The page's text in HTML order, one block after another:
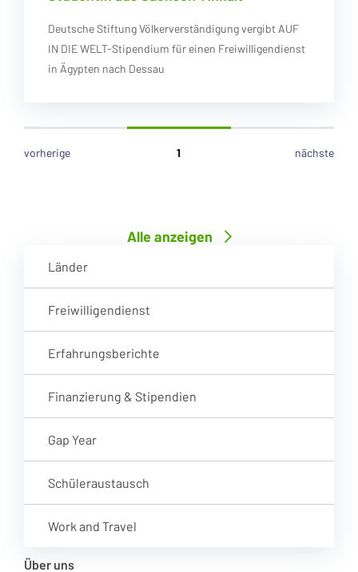
Deutsche Stiftung Völkerverständigung vergibt AUF
IN DIE WELT-Stipendium für einen Freiwilligendienst
in Ägypten nach Dessau
vorherige 1 nächste
Alle anzeigen
Länder
Freiwilligendienst
Erfahrungsberichte
Finanzierung & Stipendien
Gap Year
Schüleraustausch
Work and Travel
Über uns